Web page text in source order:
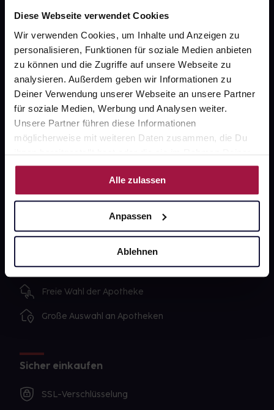
Diese Webseite verwendet Cookies
Wir verwenden Cookies, um Inhalte und Anzeigen zu
personalisieren, Funktionen für soziale Medien anbieten
zu können und die Zugriffe auf unsere Webseite zu
analysieren. Außerdem geben wir Informationen zu
Deiner Verwendung unserer Webseite an unsere Partner
für soziale Medien, Werbung und Analysen weiter.
Unsere Partner führen diese Informationen
möglicherweise mit weiteren Daten zusammen, die Du
ihnen bereitgestellt hast oder die sie im Rahmen Deiner
Nutzung der Dienste gesammelt haben.
Alle zulassen
Anpassen
Ablehnen
Barrierefreiheitserklärung
PAYBACK
gesund-versorger.de
Sanitätshäuser
Datenschutz
Impressum
Unsere Vorteile
Ausgewählte Wunschprodukte sofort abholbereit
Lieferung für sofort verfügbare Artikel meist am
selben Tag möglich
Freie Wahl der Apotheke
Große Auswahl an Apotheken
Sicher einkaufen
SSL-Verschlüsselung